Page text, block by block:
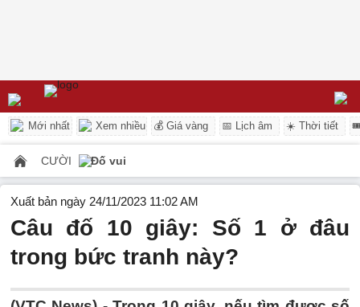
Mới nhất Xem nhiều 💰 Giá vàng 📅 Lịch âm ☀️ Thời tiết
CƯỜI Đố vui
Xuất bản ngày 24/11/2023 11:02 AM
Câu đố 10 giây: Số 1 ở đâu
trong bức tranh này?